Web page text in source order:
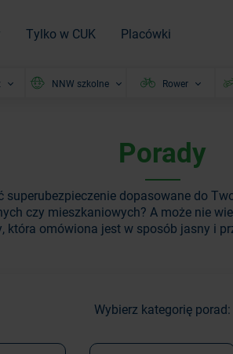
Tylko w CUK Placówki
NNW szkolne Rower
Porady
dopasowane do
czy mieszkaniowych? A może nie
omówiona jest w sposób jasny i
Wybierz kategorię porad: